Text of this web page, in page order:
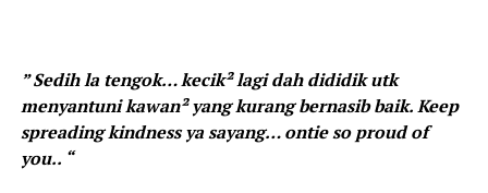
” Sedih la tengok… kecik² lagi dah dididik utk
menyantuni kawan² yang kurang bernasib baik. Keep
spreading kindness ya sayang… ontie so proud of
you.. “